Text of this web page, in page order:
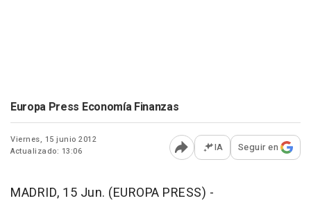
Europa Press Economía Finanzas
Viernes, 15 junio 2012
Actualizado: 13:06
Abrir opciones para
IA Seguir en
MADRID, 15 Jun. (EUROPA PRESS) -